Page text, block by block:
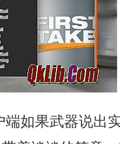
如果武器说出